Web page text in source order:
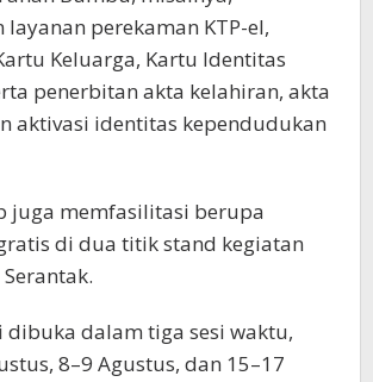
layanan perekaman KTP-el,
Keluarga, Kartu Identitas
penerbitan akta kelahiran, akta
aktivasi identitas kependudukan
juga memfasilitasi berupa
di dua titik stand kegiatan
dibuka dalam tiga sesi waktu,
8–9 Agustus, dan 15–17